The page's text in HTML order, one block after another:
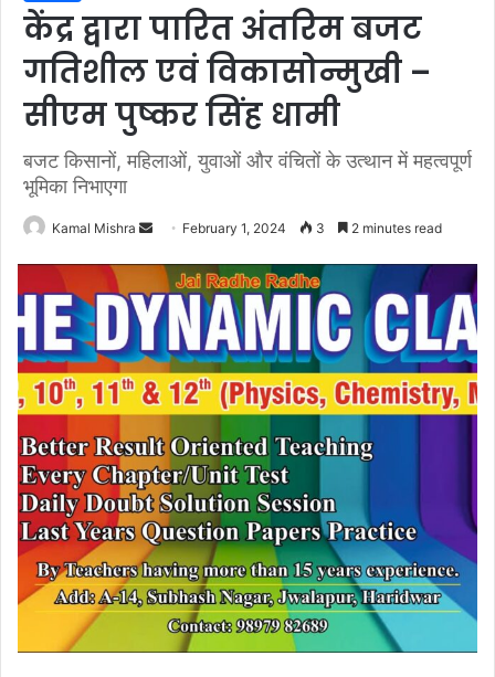
केंद्र द्वारा पारित अंतरिम बजट
गतिशील एवं विकासोन्मुखी –
सीएम पुष्कर सिंह धामी
बजट किसानों, महिलाओं, युवाओं और वंचितों के उत्थान में महत्वपूर्ण
भूमिका निभाएगा
Kamal Mishra
Send
email
February 1, 2024 3 2 minutes read